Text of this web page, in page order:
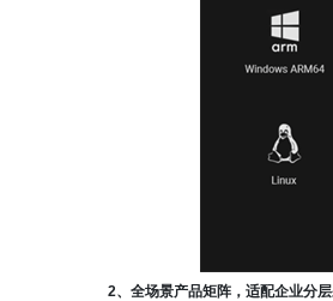
2、全场景产品矩阵，适配企业分